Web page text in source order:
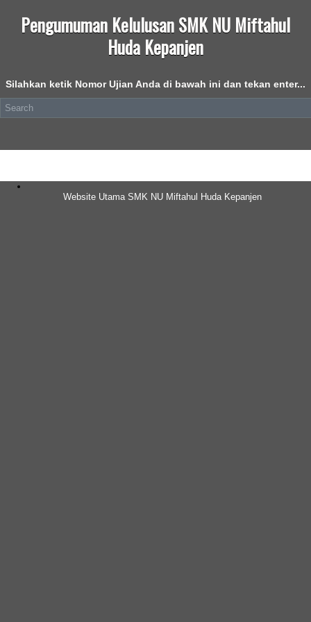
Pengumuman Kelulusan SMK NU Miftahul
Huda Kepanjen
Silahkan ketik Nomor Ujian Anda di bawah ini dan tekan enter...
Website Utama SMK NU Miftahul Huda Kepanjen